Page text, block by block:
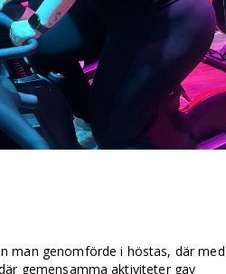
man genomförde i höstas, där
gemensamma aktiviteter gav